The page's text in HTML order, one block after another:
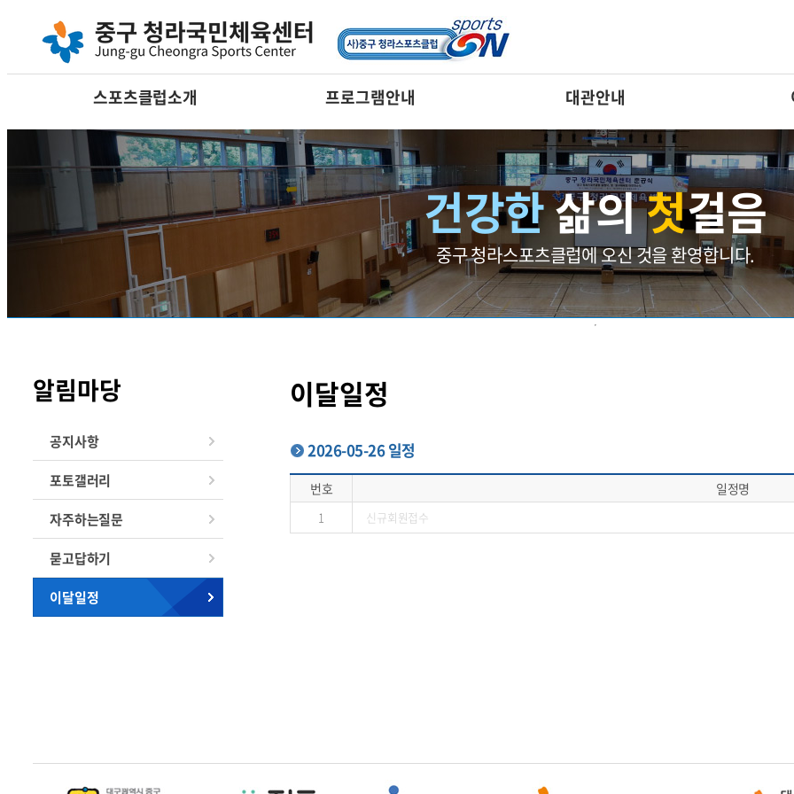
스포츠클럽소개 프로그램안내
필라테스
댄스
어린이프로그램
대관안내
건강한삶의첫걸음
중구 청라스포츠클럽에 오신 것을 환영합니다.
알림마당
공지사항
포토갤러리
자주하는질문
묻고답하기
이달일정
이달일정
2026-05-26 일정
번호 일정명
1 신규회원접수